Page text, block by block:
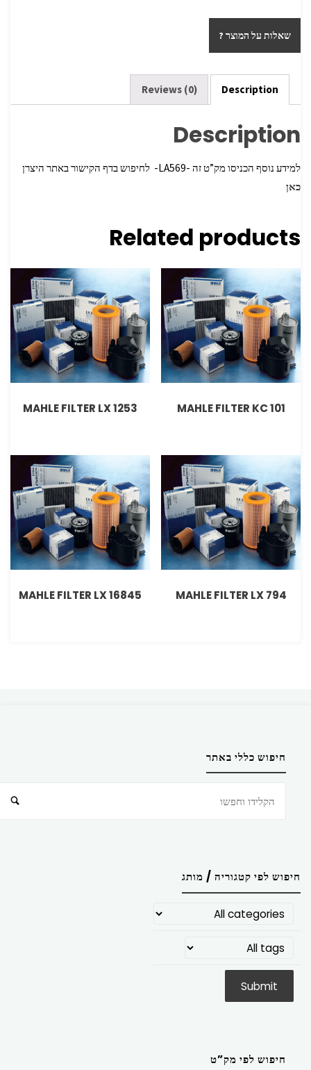
b
o
o
k
tt
er
ar
e
שאלות על המוצר ?
Description
Reviews (0)
Description
למידע נוסף הכניסו מק”ט זה -LA569- לחיפוש בדף הקישור באתר היצרן
כאן
Related products
MAHLE FILTER KC 101
MAHLE FILTER LX 1253
MAHLE FILTER LX 794
MAHLE FILTER LX 16845
חיפוש כללי באתר
חיפוש לפי קטגוריה / מותג
חיפוש לפי מק”ט